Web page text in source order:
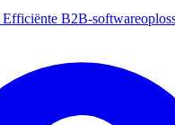
Efficiënte B2B-